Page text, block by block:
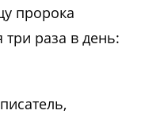
пророка
раза в день: